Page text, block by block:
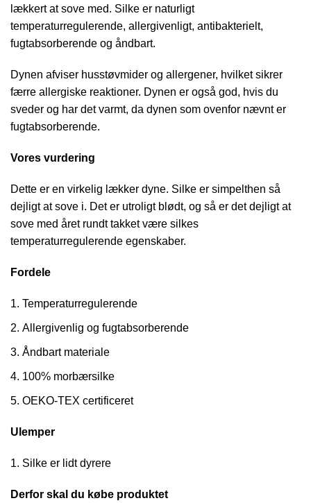
lækkert at sove med. Silke er naturligt
temperaturregulerende, allergivenligt, antibakterielt,
fugtabsorberende og åndbart.
Dynen afviser husstøvmider og allergener, hvilket sikrer
færre allergiske reaktioner. Dynen er også god, hvis du
sveder og har det varmt, da dynen som ovenfor nævnt er
fugtabsorberende.
Vores vurdering
Dette er en virkelig lækker dyne. Silke er simpelthen så
dejligt at sove i. Det er utroligt blødt, og så er det dejligt at
sove med året rundt takket være silkes
temperaturregulerende egenskaber.
Fordele
Temperaturregulerende
Allergivenlig og fugtabsorberende
Åndbart materiale
100% morbærsilke
OEKO-TEX certificeret
Ulemper
Silke er lidt dyrere
Derfor skal du købe produktet